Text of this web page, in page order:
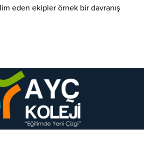
eden ekipler örnek bir davranış